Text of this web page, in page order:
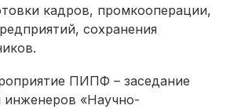
кадров, промкооперации,
сохранения
ПИПФ – заседание
инженеров «Научно-